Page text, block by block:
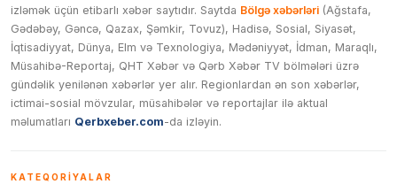
izləmək üçün etibarlı xəbər saytıdır. Saytda Bölgə xəbərləri (Ağstafa,
Gədəbəy, Gəncə, Qazax, Şəmkir, Tovuz), Hadisə, Sosial, Siyasət,
İqtisadiyyat, Dünya, Elm və Texnologiya, Mədəniyyət, İdman, Maraqlı,
Müsahibə-Reportaj, QHT Xəbər və Qərb Xəbər TV bölmələri üzrə
gündəlik yenilənən xəbərlər yer alır. Regionlardan ən son xəbərlər,
ictimai-sosial mövzular, müsahibələr və reportajlar ilə aktual
məlumatları Qerbxeber.com-da izləyin.
KATEQORIYALAR